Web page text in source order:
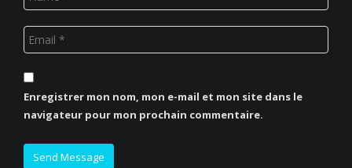
Enregistrer mon nom, mon e-mail et mon site dans le
navigateur pour mon prochain commentaire.